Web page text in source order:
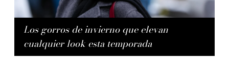
Los gorros de invierno que elevan
cualquier look esta temporada